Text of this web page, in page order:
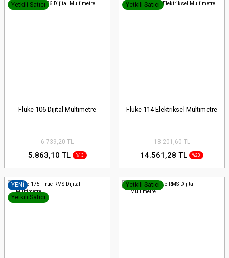
Yetkili Satıcı
Fluke 106 Dijital Multimetre
6.739,20 TL
5.863,10 TL %13
Yetkili Satıcı
Fluke 114 Elektriksel Multimetre
18.201,60 TL
14.561,28 TL %20
YENİ
Yetkili Satıcı
Yetkili Satıcı